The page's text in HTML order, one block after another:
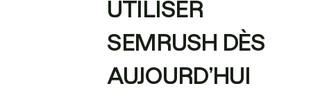
UTILISER
SEMRUSH DÈS
AUJOURD’HUI